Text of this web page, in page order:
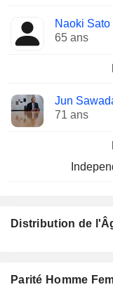
Naoki Sato
65 ans
Jun
71 ans
Distribution de
Parité Homme